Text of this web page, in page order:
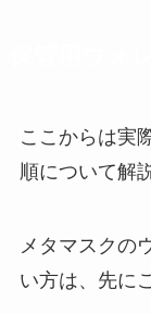
ここからは実
順について解
メタマスクの
い方は、先に